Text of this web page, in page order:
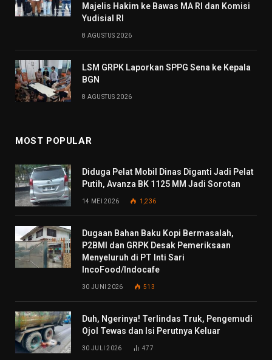
Majelis Hakim ke Bawas MA RI dan Komisi
Yudisial RI
8 AGUSTUS 2026
LSM GRPK Laporkan SPPG Sena ke Kepala
BGN
8 AGUSTUS 2026
MOST POPULAR
Diduga Pelat Mobil Dinas Diganti Jadi Pelat
Putih, Avanza BK 1125 MM Jadi Sorotan
14 MEI 2026 1,236
Dugaan Bahan Baku Kopi Bermasalah,
P2BMI dan GRPK Desak Pemeriksaan
Menyeluruh di PT Inti Sari
IncoFood/Indocafe
30 JUNI 2026 513
Duh, Ngerinya! Terlindas Truk, Pengemudi
Ojol Tewas dan Isi Perutnya Keluar
30 JULI 2026 477